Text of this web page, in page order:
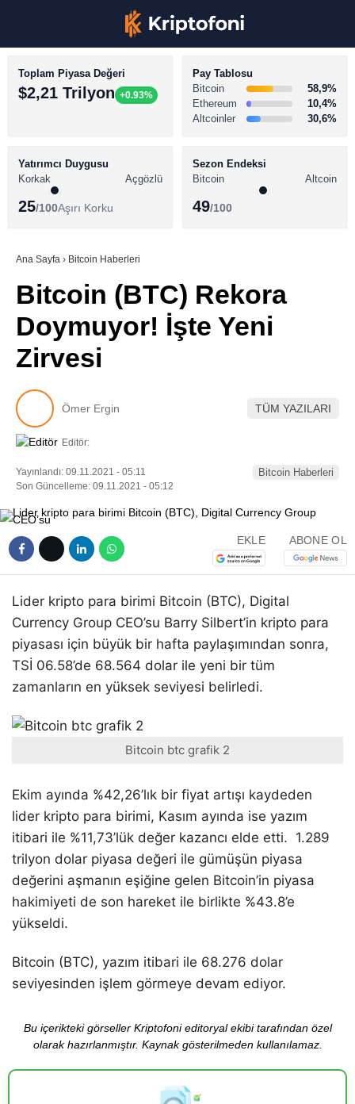
Youtube
TikTok
BİTCOİN HABERLERİ
ALTCOİN HABERLERİ
SÖZLÜK
Toplam Piyasa Değeri
$2,21 Trilyon +0.93%
Pay Tablosu
Bitcoin
58,9%
Ethereum
10,4%
Altcoinler
30,6%
Yatırımcı Duygusu
Korkak
Açgözlü
25/100Aşırı Korku
Sezon Endeksi
Bitcoin
Altcoin
49/100
Ana Sayfa › Bitcoin Haberleri
Bitcoin (BTC) Rekora
Doymuyor! İşte Yeni
Zirvesi
Ömer Ergin TÜM YAZILARI
Editör:
Yayınlandı: 09.11.2021 - 05:11
Son Güncelleme: 09.11.2021 - 05:12
Bitcoin Haberleri
EKLE ABONE OL
Lider kripto para birimi Bitcoin (BTC), Digital
Currency Group CEO’su Barry Silbert’in kripto para
piyasası için büyük bir hafta paylaşımından sonra,
TSİ 06.58’de 68.564 dolar ile yeni bir tüm
zamanların en yüksek seviyesi belirledi.
Bitcoin btc grafik 2
Ekim ayında %42,26’lık bir fiyat artışı kaydeden
lider kripto para birimi, Kasım ayında ise yazım
itibari ile %11,73’lük değer kazancı elde etti. 1.289
trilyon dolar piyasa değeri ile gümüşün piyasa
değerini aşmanın eşiğine gelen Bitcoin’in piyasa
hakimiyeti de son hareket ile birlikte %43.8’e
yükseldi.
Bitcoin (BTC), yazım itibari ile 68.276 dolar
seviyesinden işlem görmeye devam ediyor.
Bu içerikteki görseller Kriptofoni editoryal ekibi tarafından özel
olarak hazırlanmıştır. Kaynak gösterilmeden kullanılamaz.